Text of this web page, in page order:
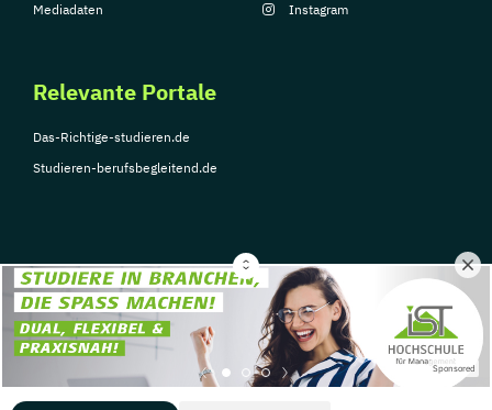
Sponsored
Mediadaten
Relevante Portale
Das-Richtige-studieren.de
Studieren-berufsbegleitend.de
Instagram
© Copyright 2026, TarGroup Media GmbH
Impressum
Über
uns
Datenschutzerklärung Nutzungsbedingungen